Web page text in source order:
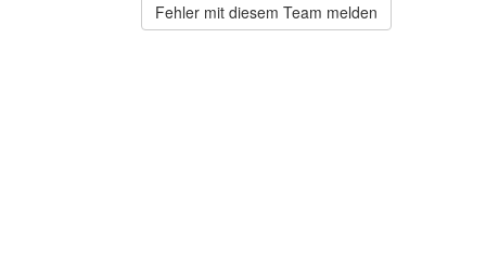
Fehler mit diesem Team melden